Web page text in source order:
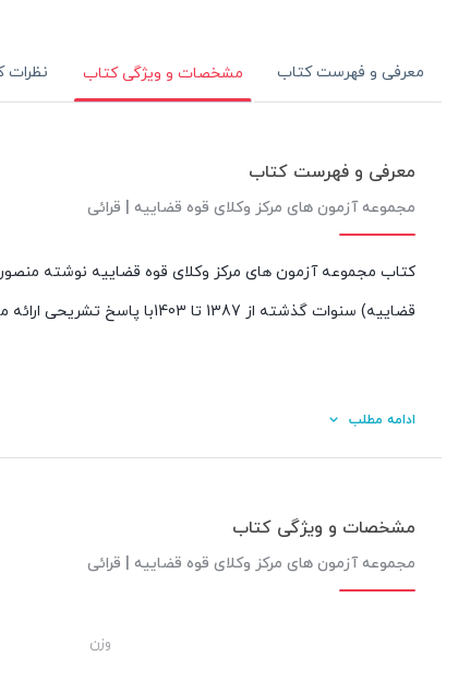
معرفی و فهرست کتاب مشخصات و ویژگی کتاب نظرات
معرفی و فهرست کتاب
مجموعه آزمون های مرکز وکلای قوه قضاییه | قرائی
کتاب مجموعه آزمون های مرکز وکلای قوه قضاییه نوشته
قضاییه) سنوات گذشته از 1387 تا 1403با پاسخ تشریحی ارائه می‌پردازد.
ادامه مطلب
مشخصات و ویژگی کتاب
مجموعه آزمون های مرکز وکلای قوه قضاییه | قرائی
وزن